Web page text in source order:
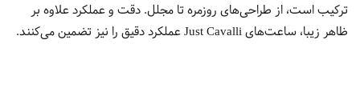
ترکیب است، از طراحی‌های روزمره تا مجلل. دقت و عملکرد علاوه بر
ظاهر زیبا، ساعت‌های Just Cavalli عملکرد دقیق را نیز تضمین می‌کنند.